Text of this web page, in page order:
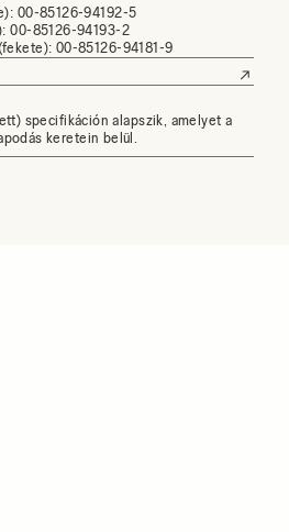
00-85126-94192-5
00-85126-94193-2
00-85126-94181-9
specifikáción alapszik, amelyet a
keretein belül.